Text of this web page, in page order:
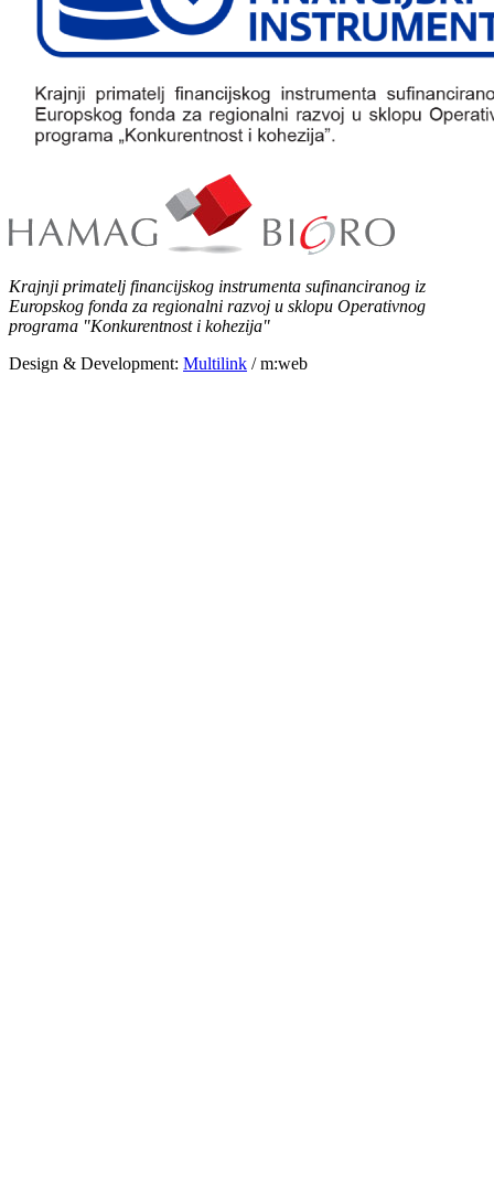
Krajnji primatelj financijskog instrumenta sufinanciranog iz
Europskog fonda za regionalni razvoj u sklopu Operativnog
programa "Konkurentnost i kohezija"
Design & Development: Multilink / m:web